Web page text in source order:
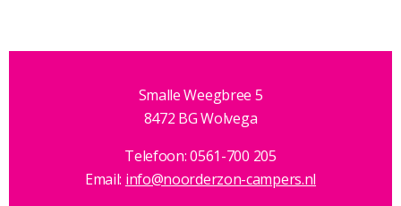
Smalle Weegbree 5
8472 BG Wolvega
Telefoon: 0561-700 205
Email: info@noorderzon-campers.nl